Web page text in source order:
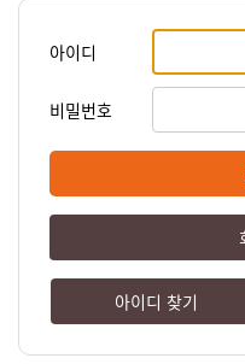
아이디
비밀번호
아이디 찾기